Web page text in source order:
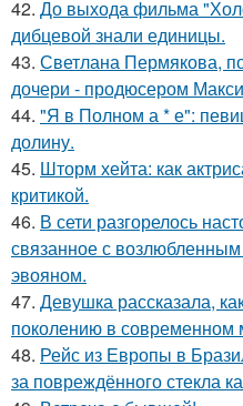
42. До выхода фильма
дибцевой знали единицы.
43. Светлана Пермякова,
дочери - продюсером
44. "Я в Полном а * е":
долину.
45. Шторм хейта: как
критикой.
46. В сети разгорелось
связанное с
эвояном.
47. Девушка рассказала,
поколению в современном
48. Рейс из Европы в
за повреждённого стекла